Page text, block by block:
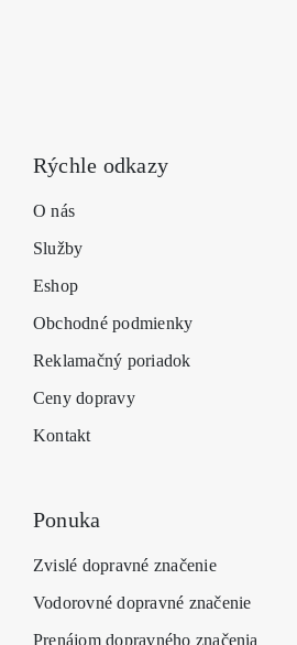
Rýchle odkazy
O nás
Služby
Eshop
Obchodné podmienky
Reklamačný poriadok
Ceny dopravy
Kontakt
Ponuka
Zvislé dopravné značenie
Vodorovné dopravné značenie
Prenájom dopravného značenia